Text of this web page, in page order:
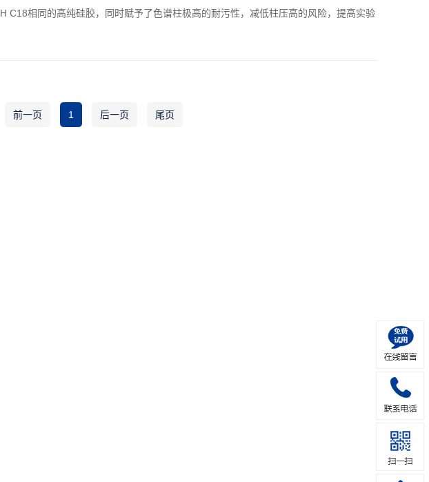
C18相同的高纯硅胶，同时赋予了色谱柱极高的耐污性，减低柱压高的风险，提高实验
前一页 1 后一页 尾页